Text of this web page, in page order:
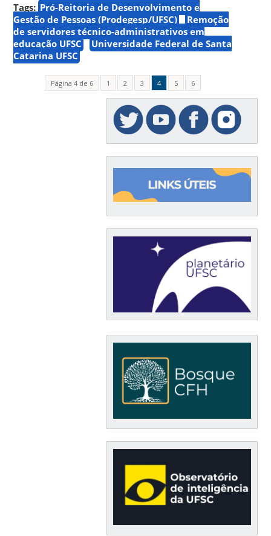
Tags: Pró-Reitoria de Desenvolvimento e
Gestão de Pessoas (Prodegesp/UFSC)
Remoção
de servidores técnico-administrativos em
educação UFSC
Universidade Federal de Santa
Catarina UFSC
Página 4 de 6 1 2 3 4 5 6